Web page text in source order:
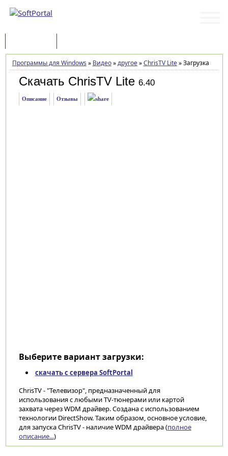
Программы для Windows » Видео»другое»ChrisTV Lite»Загрузка
Скачать ChrisTV Lite 6.40
Описание Отзывы
Выберите вариант загрузки:
скачать с сервера SoftPortal
ChrisTV - "Телевизор", предназначенный для
использования с любыми TV-тюнерами или картой
захвата через WDM драйвер. Cоздана с использованием
технологии DirectShow. Таким образом, основное условие,
для запуска ChrisTV - наличие WDM драйвера (полное
описание...)